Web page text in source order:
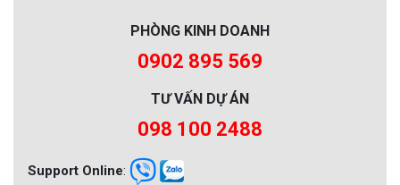
PHÒNG KINH DOANH
0902 895 569
TƯ VẤN DỰ ÁN
098 100 2488
Support Online: